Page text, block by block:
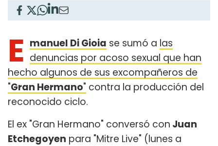
E manuel Di Gioia se sumó a las
denuncias por acoso sexual que han
hecho algunos de sus excompañeros de
"Gran Hermano" contra la producción del
reconocido ciclo.
El ex "Gran Hermano" conversó con Juan
Etchegoyen para "Mitre Live" (lunes a